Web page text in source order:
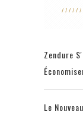
Zendure
Le